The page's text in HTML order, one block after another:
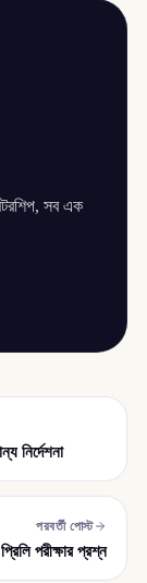
সব এক
নির্দেশনা
পরবর্তী পোস্ট
পরীক্ষার প্রশ্ন